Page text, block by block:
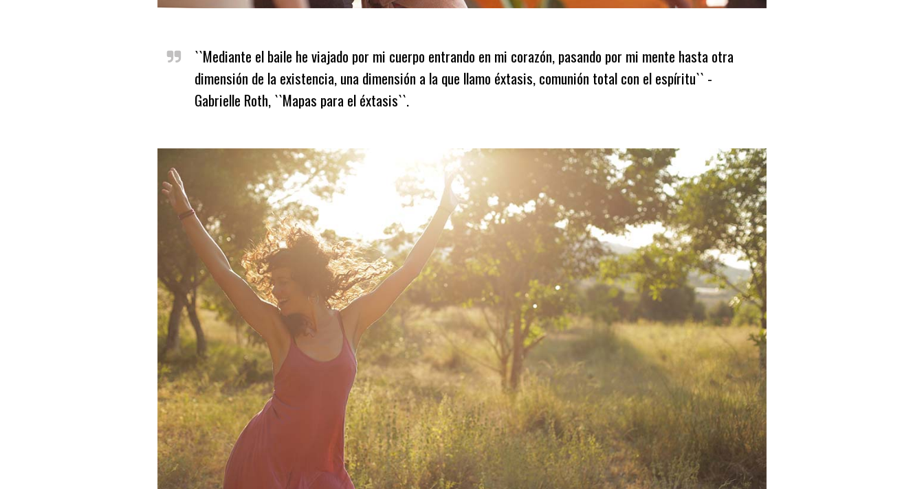
``Mediante el baile he viajado por mi cuerpo entrando en mi corazón, pasando por mi mente hasta otra
dimensión de la existencia, una dimensión a la que llamo éxtasis, comunión total con el espíritu`` -
Gabrielle Roth, ``Mapas para el éxtasis``.